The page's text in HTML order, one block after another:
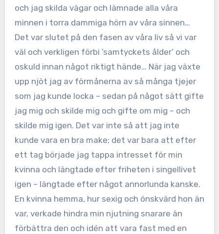
och jag skilda vägar och lämnade alla våra
minnen i torra dammiga hörn av våra sinnen…
Det var slutet på den fasen av våra liv så vi var
väl och verkligen förbi ’samtyckets ålder’ och
oskuld innan något riktigt hände… När jag växte
upp njöt jag av förmånerna av så många tjejer
som jag kunde locka – sedan på något sätt gifte
jag mig och skilde mig och gifte om mig – och
skilde mig igen. Det var inte så att jag inte
kunde vara en bra make; det var bara att efter
ett tag började jag tappa intresset för min
kvinna och längtade efter friheten i singellivet
igen – längtade efter något annorlunda kanske.
En kvinna hemma, hur sexig och önskvärd hon än
var, verkade hindra min njutning snarare än
förbättra den och idén att vara fast med en